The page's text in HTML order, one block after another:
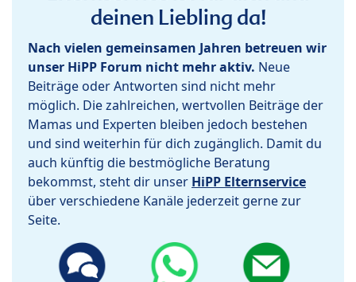
deinen Liebling da!
Nach vielen gemeinsamen Jahren betreuen wir
unser HiPP Forum nicht mehr aktiv. Neue
Beiträge oder Antworten sind nicht mehr
möglich. Die zahlreichen, wertvollen Beiträge der
Mamas und Experten bleiben jedoch bestehen
und sind weiterhin für dich zugänglich. Damit du
auch künftig die bestmögliche Beratung
bekommst, steht dir unser HiPP Elternservice
über verschiedene Kanäle jederzeit gerne zur
Seite.